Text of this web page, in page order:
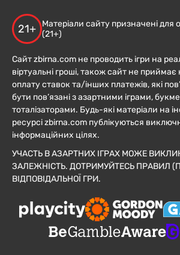
21+
Матеріали сайту призначені для
(21+)
Сайт zbirna.com не проводить ігри на
віртуальні гроші, також сайт не приймає
оплату ставок та/інших платежів, які
бути пов’язані з азартними іграми,
тоталізаторами. Будь-які матеріали на
ресурсі zbirna.com публікуються
інформаційних цілях.
УЧАСТЬ В АЗАРТНИХ ІГРАХ МОЖЕ
ЗАЛЕЖНІСТЬ. ДОТРИМУЙТЕСЬ ПРАВИЛ
ВІДПОВІДАЛЬНОЇ ГРИ.